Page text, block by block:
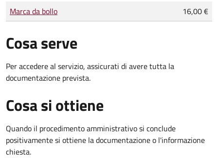
Tipo di pagamento
Importo
Marca da bollo 16,00 €
Cosa serve
Per accedere al servizio, assicurati di avere tutta la
documentazione prevista.
Cosa si ottiene
Quando il procedimento amministrativo si conclude
positivamente si ottiene la documentazione o l'informazione
chiesta.